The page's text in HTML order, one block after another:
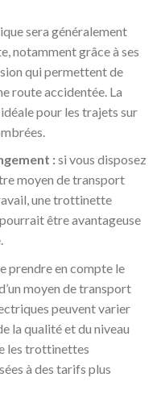
sera généralement
notamment grâce à ses
qui permettent de
route accidentée. La
pour les trajets sur
:si vous disposez
moyen de transport
une trottinette
être avantageuse
prendre en compte le
moyen de transport
peuvent varier
la qualité et du niveau
les trottinettes
à des tarifs plus